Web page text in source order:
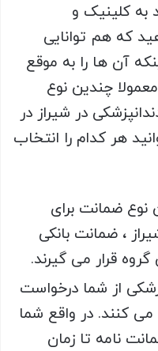
به کلینیک و
که هم توانایی
آن ها را به موقع
چندین نوع
در شیراز در
هر کدام را انتخاب
نوع ضمانت برای
، ضمانت بانکی
قرار می گیرند.
از شما درخواست
کنند. در واقع شما
نامه تا زمان